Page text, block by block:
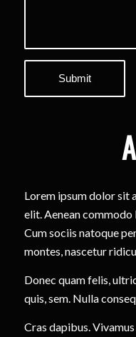
Lorem ipsum dolor sit
elit. Aenean commodo
Cum sociis natoque
montes, nascetur
Donec quam felis,
quis, sem. Nulla
Cras dapibus.